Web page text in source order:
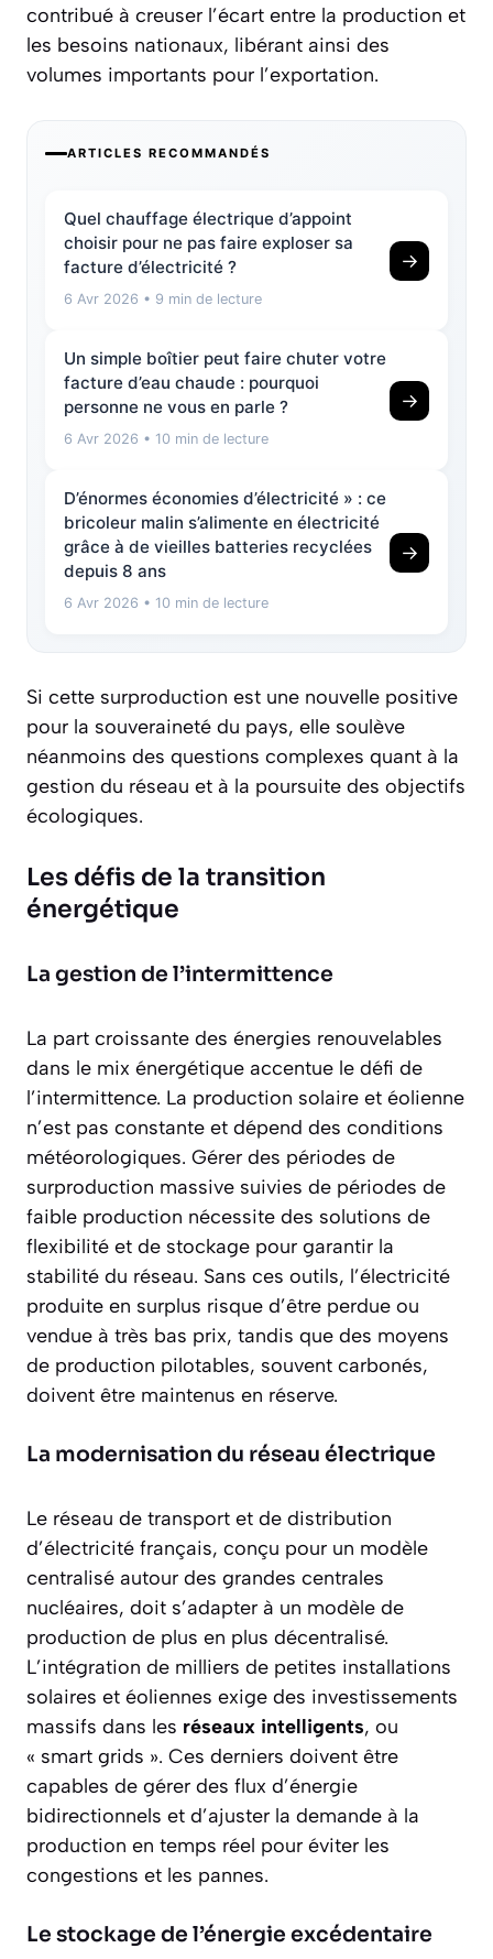
contribué à creuser l’écart entre la production et
les besoins nationaux, libérant ainsi des
volumes importants pour l’exportation.
ARTICLES RECOMMANDÉS
Quel chauffage électrique d’appoint
choisir pour ne pas faire exploser sa
facture d’électricité ?
6 Avr 2026 • 9 min de lecture
→
Un simple boîtier peut faire chuter votre
facture d’eau chaude : pourquoi
personne ne vous en parle ?
6 Avr 2026 • 10 min de lecture
→
D’énormes économies d’électricité » : ce
bricoleur malin s’alimente en électricité
grâce à de vieilles batteries recyclées
depuis 8 ans
6 Avr 2026 • 10 min de lecture
→
Si cette surproduction est une nouvelle positive
pour la souveraineté du pays, elle soulève
néanmoins des questions complexes quant à la
gestion du réseau et à la poursuite des objectifs
écologiques.
Les défis de la transition
énergétique
La gestion de l’intermittence
La part croissante des énergies renouvelables
dans le mix énergétique accentue le défi de
l’intermittence. La production solaire et éolienne
n’est pas constante et dépend des conditions
météorologiques. Gérer des périodes de
surproduction massive suivies de périodes de
faible production nécessite des solutions de
flexibilité et de stockage pour garantir la
stabilité du réseau. Sans ces outils, l’électricité
produite en surplus risque d’être perdue ou
vendue à très bas prix, tandis que des moyens
de production pilotables, souvent carbonés,
doivent être maintenus en réserve.
La modernisation du réseau électrique
Le réseau de transport et de distribution
d’électricité français, conçu pour un modèle
centralisé autour des grandes centrales
nucléaires, doit s’adapter à un modèle de
production de plus en plus décentralisé.
L’intégration de milliers de petites installations
solaires et éoliennes exige des investissements
massifs dans les réseaux intelligents, ou
« smart grids ». Ces derniers doivent être
capables de gérer des flux d’énergie
bidirectionnels et d’ajuster la demande à la
production en temps réel pour éviter les
congestions et les pannes.
Le stockage de l’énergie excédentaire